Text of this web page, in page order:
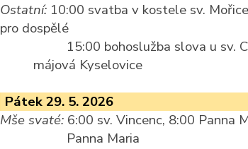
Ostatní:10:00 svatba v kostele sv.
pro dospělé
15:00 bohoslužba slova u sv.
májová Kyselovice
Pátek 29. 5. 2026
Mše svaté: 6:00 sv. Vincenc, 8:00 Panna
Panna Maria